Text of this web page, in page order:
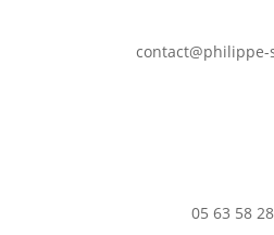
contact@philippe-
05 63 58